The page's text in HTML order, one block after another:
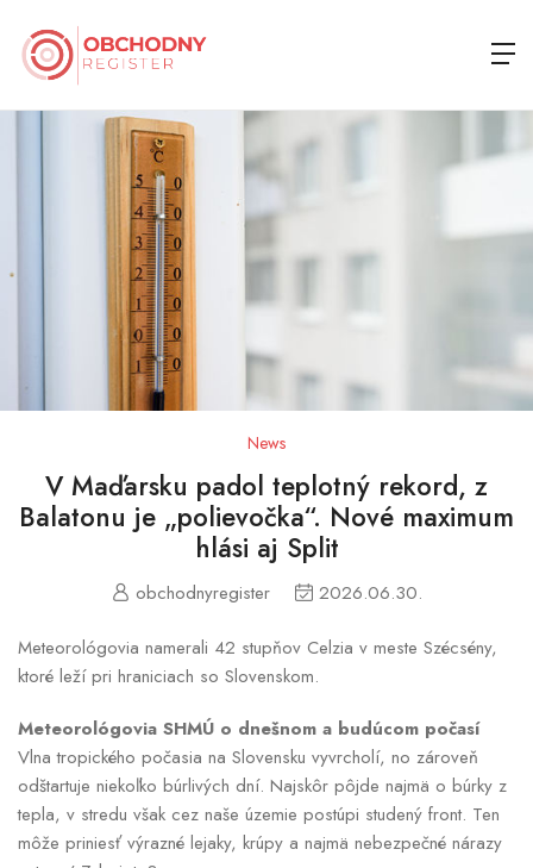
News
V Maďarsku padol teplotný rekord, z
Balatonu je „polievočka“. Nové maximum
hlási aj Split
obchodnyregister 2026.06.30.
Meteorológovia namerali 42 stupňov Celzia v meste Szécsény,
ktoré leží pri hraniciach so Slovenskom.
Meteorológovia SHMÚ o dnešnom a budúcom počasí
Vlna tropického počasia na Slovensku vyvrcholí, no zároveň
odštartuje niekoľko búrlivých dní. Najskôr pôjde najmä o búrky z
tepla, v stredu však cez naše územie postúpi studený front. Ten
môže priniesť výrazné lejaky, krúpy a najmä nebezpečné nárazy